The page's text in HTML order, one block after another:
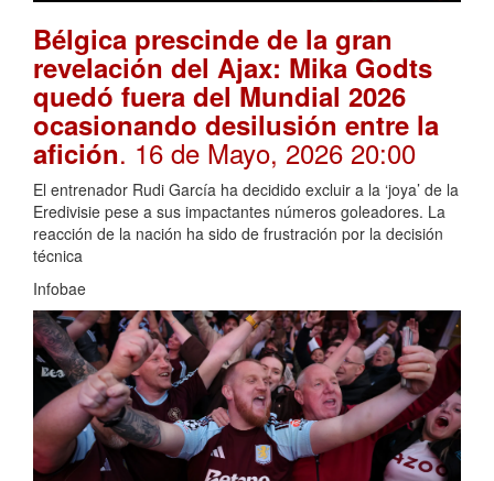
Bélgica prescinde de la gran
revelación del Ajax: Mika Godts
quedó fuera del Mundial 2026
ocasionando desilusión entre la
afición. 16 de Mayo, 2026 20:00
El entrenador Rudi García ha decidido excluir a la ‘joya’ de la
Eredivisie pese a sus impactantes números goleadores. La
reacción de la nación ha sido de frustración por la decisión
técnica
Infobae